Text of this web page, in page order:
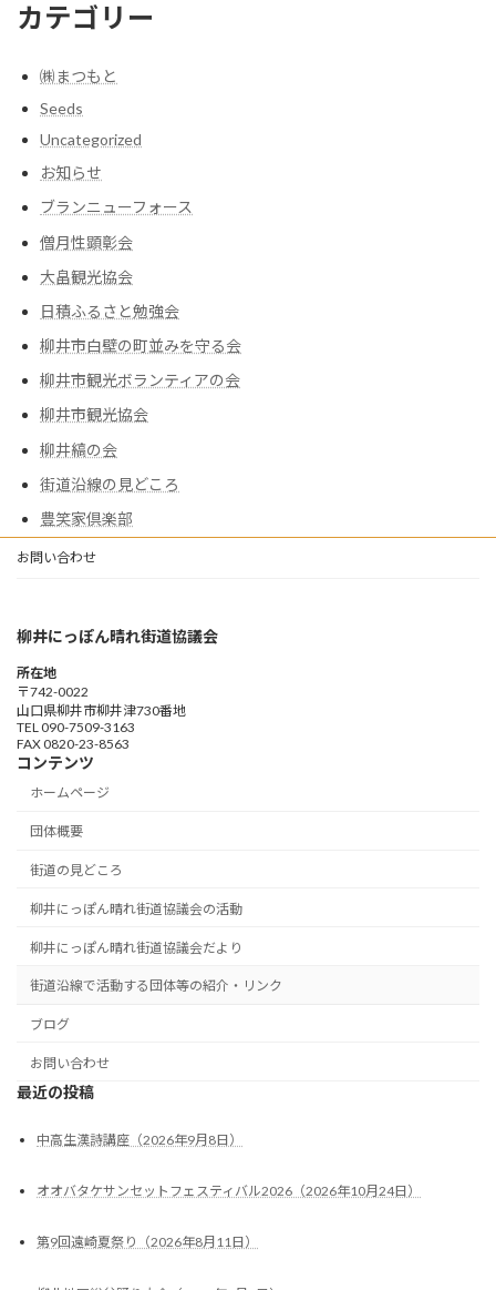
カテゴリー
㈱まつもと
Seeds
Uncategorized
お知らせ
ブランニューフォース
僧月性顕彰会
大畠観光協会
日積ふるさと勉強会
柳井市白壁の町並みを守る会
柳井市観光ボランティアの会
柳井市観光協会
柳井縞の会
街道沿線の見どころ
豊笑家倶楽部
お問い合わせ
柳井にっぽん晴れ街道協議会
所在地
〒742-0022
山口県柳井市柳井津730番地
TEL 090-7509-3163
FAX 0820-23-8563
コンテンツ
ホームページ
団体概要
街道の見どころ
柳井にっぽん晴れ街道協議会の活動
柳井にっぽん晴れ街道協議会だより
街道沿線で活動する団体等の紹介・リンク
ブログ
お問い合わせ
最近の投稿
中高生漢詩講座（2026年9月8日）
オオバタケサンセットフェスティバル2026（2026年10月24日）
第9回遠崎夏祭り（2026年8月11日）